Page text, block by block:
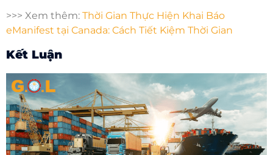
>>> Xem thêm: Thời Gian Thực Hiện Khai Báo
eManifest tại Canada: Cách Tiết Kiệm Thời Gian
Kết Luận